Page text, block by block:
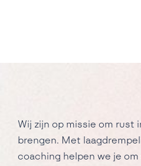
Wij zijn op missie om rust
brengen. Met
coaching helpen we je